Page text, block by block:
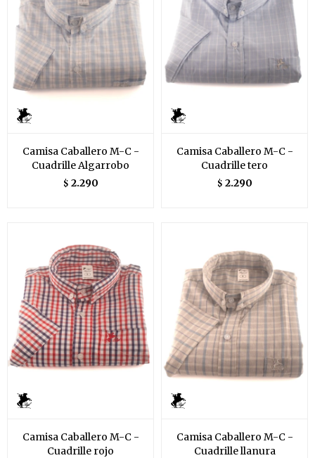
Camisa Caballero M-C -
Cuadrille Algarrobo
$ 2.290
Camisa Caballero M-C -
Cuadrille tero
$ 2.290
Camisa Caballero M-C -
Cuadrille rojo
Camisa Caballero M-C -
Cuadrille llanura